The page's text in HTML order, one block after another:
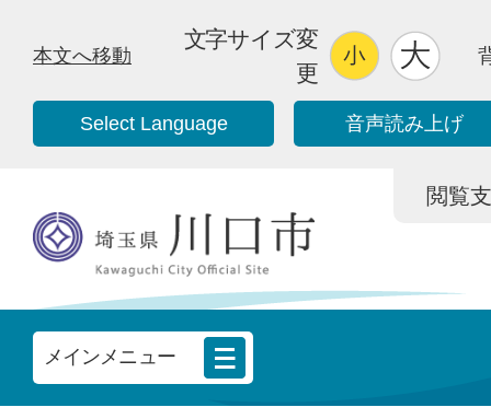
本文へ移動
文字サイズ変
更
Select Language 音声読み上げ
閲覧
メインメニュー